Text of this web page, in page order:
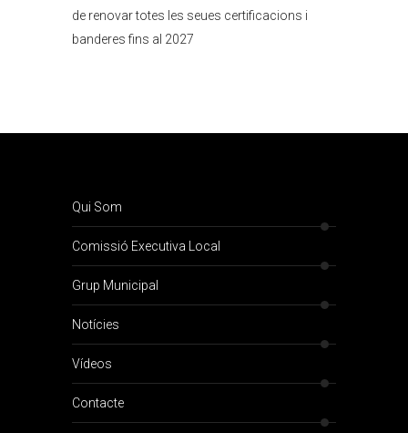
de renovar totes les seues certificacions i
banderes fins al 2027
Qui Som
Comissió Executiva Local
Grup Municipal
Notícies
Vídeos
Contacte